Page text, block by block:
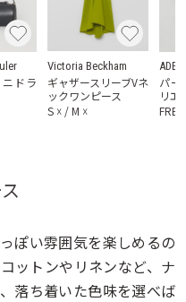
ドラ
Victoria Beckham
ギャザースリーブVネ
ックワンピース
S ☓ / M ☓
パー
リエ
FREE
ぽい雰囲気を楽しめるの
ットンやリネンなど、ナ
落ち着いた色味を選べば